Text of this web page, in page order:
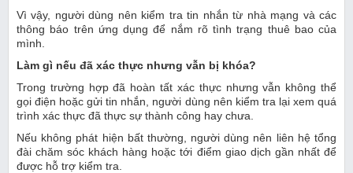
Vì vậy, người dùng nên kiểm tra tin nhắn từ nhà mạng và các
thông báo trên ứng dụng để nắm rõ tình trạng thuê bao của
mình.
Làm gì nếu đã xác thực nhưng vẫn bị khóa?
Trong trường hợp đã hoàn tất xác thực nhưng vẫn không thể
gọi điện hoặc gửi tin nhắn, người dùng nên kiểm tra lại xem quá
trình xác thực đã thực sự thành công hay chưa.
Nếu không phát hiện bất thường, người dùng nên liên hệ tổng
đài chăm sóc khách hàng hoặc tới điểm giao dịch gần nhất để
được hỗ trợ kiểm tra.